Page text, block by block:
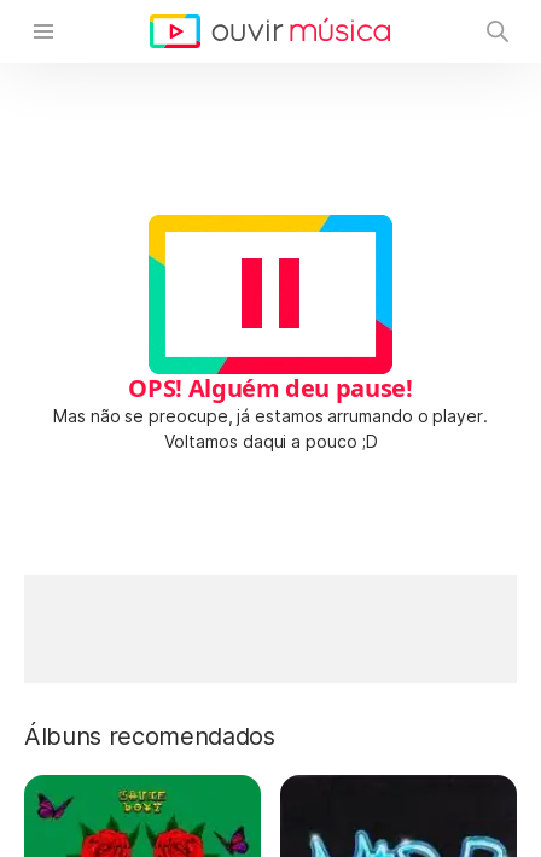
OPS! Alguém deu pause!
Mas não se preocupe, já estamos arrumando o player.
Voltamos daqui a pouco ;D
Álbuns recomendados